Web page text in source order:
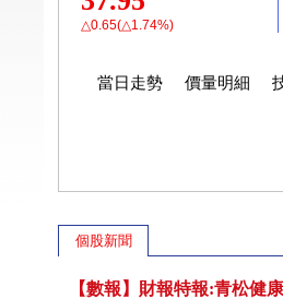
△0.65(△1.74%)
當日走勢 價量明細
個股新聞
【數報】財報特報:青松健